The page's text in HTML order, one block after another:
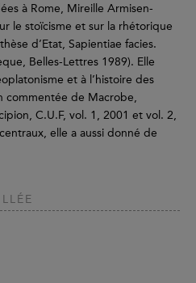
à Rome, Mireille Armisen-
le stoïcisme et sur la rhétorique
d’Etat, Sapientiae facies.
Belles-Lettres 1989). Elle
et à l’histoire des
commentée de Macrobe,
C.U.F, vol. 1, 2001 et vol. 2,
elle a aussi donné de